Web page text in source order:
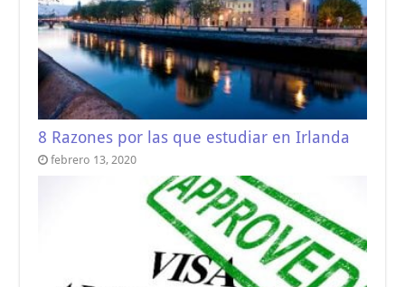
8 Razones por las que estudiar en Irlanda
febrero 13, 2020